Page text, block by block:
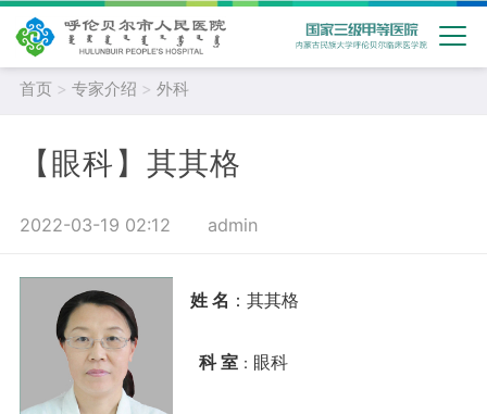
首页 > 专家介绍 > 外科
【眼科】其其格
2022-03-19 02:12 admin
姓 名 ：其其格
科 室： 眼科